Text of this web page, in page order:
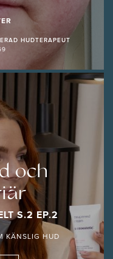
HUDTERAPEUT
och
S.2 EP.2
KÄNSLIG HUD